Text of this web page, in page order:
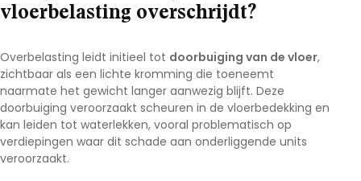
vloerbelasting overschrijdt?
Overbelasting leidt initieel tot doorbuiging van de vloer,
zichtbaar als een lichte kromming die toeneemt
naarmate het gewicht langer aanwezig blijft. Deze
doorbuiging veroorzaakt scheuren in de vloerbedekking en
kan leiden tot waterlekken, vooral problematisch op
verdiepingen waar dit schade aan onderliggende units
veroorzaakt.